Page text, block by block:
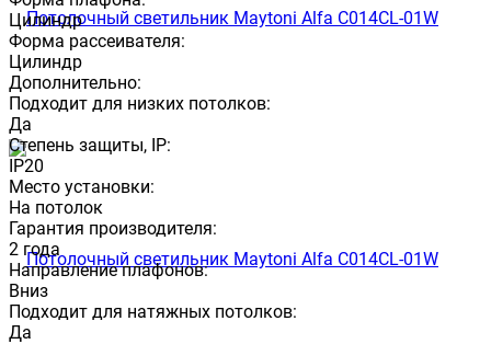
Цилиндр
Форма рассеивателя:
Цилиндр
Дополнительно:
Подходит для низких потолков:
Да
Степень защиты, IP:
IP20
Место установки:
На потолок
Гарантия производителя:
2 года
Направление плафонов:
Вниз
Подходит для натяжных потолков:
Да